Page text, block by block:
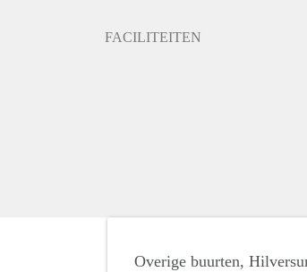
FACILITEITEN
Overige buurten,